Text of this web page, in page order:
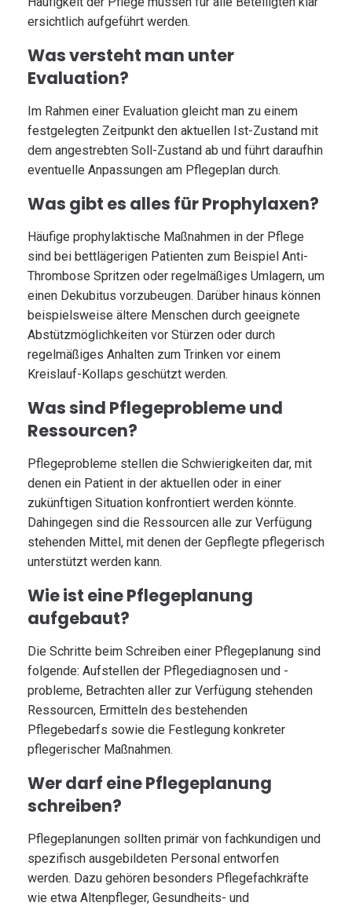
ersichtlich aufgeführt werden.
Was versteht man unter
Evaluation?
Im Rahmen einer Evaluation gleicht man zu einem
festgelegten Zeitpunkt den aktuellen Ist-Zustand mit
dem angestrebten Soll-Zustand ab und führt daraufhin
eventuelle Anpassungen am Pflegeplan durch.
Was gibt es alles für Prophylaxen?
Häufige prophylaktische Maßnahmen in der Pflege
sind bei bettlägerigen Patienten zum Beispiel Anti-
Thrombose Spritzen oder regelmäßiges Umlagern, um
einen Dekubitus vorzubeugen. Darüber hinaus können
beispielsweise ältere Menschen durch geeignete
Abstützmöglichkeiten vor Stürzen oder durch
regelmäßiges Anhalten zum Trinken vor einem
Kreislauf-Kollaps geschützt werden.
Was sind Pflegeprobleme und
Ressourcen?
Pflegeprobleme stellen die Schwierigkeiten dar, mit
denen ein Patient in der aktuellen oder in einer
zukünftigen Situation konfrontiert werden könnte.
Dahingegen sind die Ressourcen alle zur Verfügung
stehenden Mittel, mit denen der Gepflegte pflegerisch
unterstützt werden kann.
Wie ist eine Pflegeplanung
aufgebaut?
Die Schritte beim Schreiben einer Pflegeplanung sind
folgende: Aufstellen der Pflegediagnosen und -
probleme, Betrachten aller zur Verfügung stehenden
Ressourcen, Ermitteln des bestehenden
Pflegebedarfs sowie die Festlegung konkreter
pflegerischer Maßnahmen.
Wer darf eine Pflegeplanung
schreiben?
Pflegeplanungen sollten primär von fachkundigen und
spezifisch ausgebildeten Personal entworfen
werden. Dazu gehören besonders Pflegefachkräfte
wie etwa Altenpfleger, Gesundheits- und